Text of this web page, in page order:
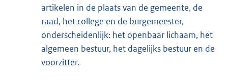
artikelen in de plaats van de gemeente, de
raad, het college en de burgemeester,
onderscheidenlijk: het openbaar lichaam, het
algemeen bestuur, het dagelijks bestuur en de
voorzitter.